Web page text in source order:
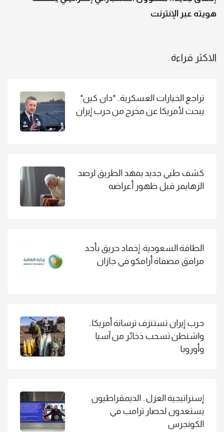
هويته عبر الإنترنت
الاكثر قراءة
تراجع الخيارات العسكرية.. "دان كين"
يبحث لأمريكا عن مخرج من حرب إيران
كشف طبي جديد يمهد الطريق لرصد
الزهايمر قبل ظهور أعراضه
الطاقة السعودية: إخماد حريق بأحد
مرافق مصفاة أرامكو في جازان
حرب إيران تستنزف ترسانة أمريكا..
واشنطن تسحب ذخائر من آسيا
وأوروبا
إستراتيجية العزل.. الديمقراطيون
يستعدون لحصار ترامب في
الكونجرس